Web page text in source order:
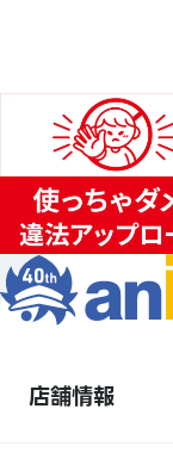
店舗情報